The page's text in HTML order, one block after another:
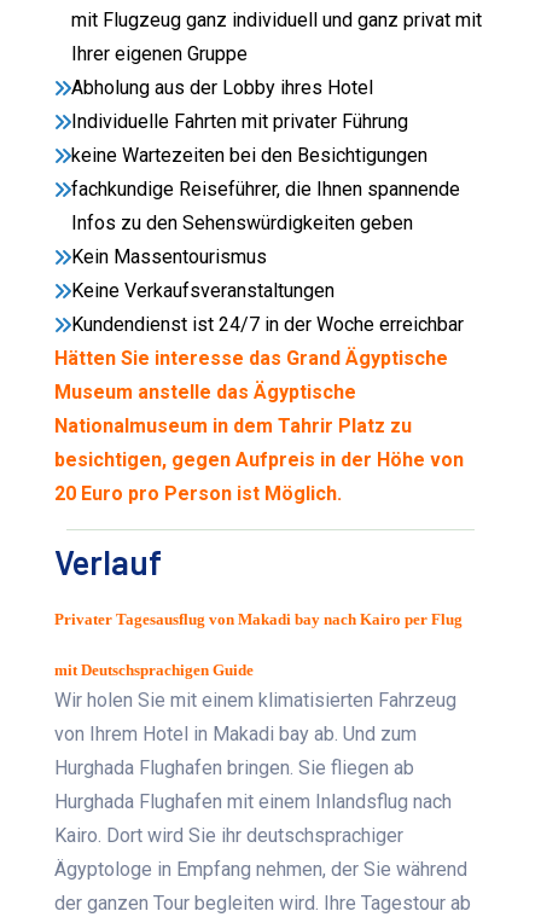
mit Flugzeug ganz individuell und ganz privat mit
Ihrer eigenen Gruppe
Abholung aus der Lobby ihres Hotel
Individuelle Fahrten mit privater Führung
keine Wartezeiten bei den Besichtigungen
fachkundige Reiseführer, die Ihnen spannende
Infos zu den Sehenswürdigkeiten geben
Kein Massentourismus
Keine Verkaufsveranstaltungen
Kundendienst ist 24/7 in der Woche erreichbar
Hätten Sie interesse das Grand Ägyptische
Museum anstelle das Ägyptische
Nationalmuseum in dem Tahrir Platz zu
besichtigen, gegen Aufpreis in der Höhe von
20 Euro pro Person ist Möglich.
Verlauf
Privater Tagesausflug von Makadi bay nach Kairo per Flug
mit Deutschsprachigen Guide
Wir holen Sie mit einem klimatisierten Fahrzeug
von Ihrem Hotel in Makadi bay ab. Und zum
Hurghada Flughafen bringen. Sie fliegen ab
Hurghada Flughafen mit einem Inlandsflug nach
Kairo. Dort wird Sie ihr deutschsprachiger
Ägyptologe in Empfang nehmen, der Sie während
der ganzen Tour begleiten wird. Ihre Tagestour ab